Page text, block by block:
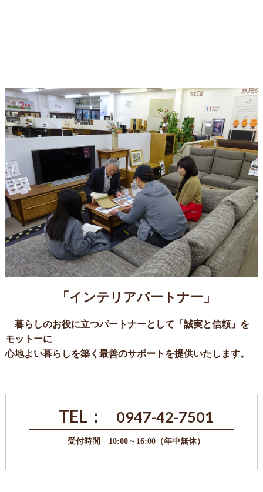
「インテリアパートナー」
暮らしのお役に立つパートナーとして「誠実と信頼」を
モットーに
心地よい暮らしを築く最善のサポートを提供いたします。
TEL： 0947-42-7501
受付時間 10:00～16:00（年中無休）